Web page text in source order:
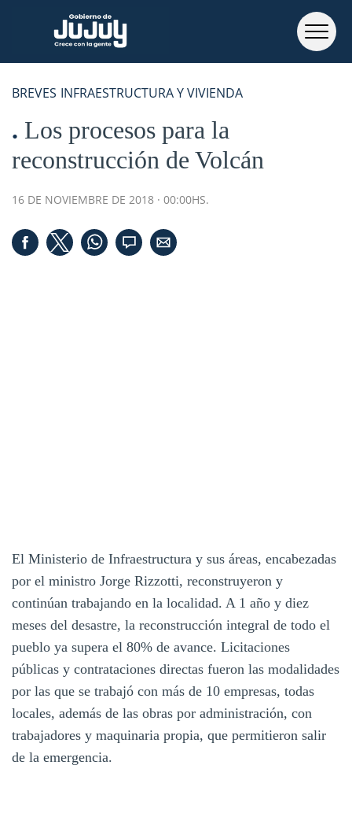
BREVES INFRAESTRUCTURA Y VIVIENDA
Los procesos para la
reconstrucción de Volcán
16 DE NOVIEMBRE DE 2018 · 00:00HS.
El Ministerio de Infraestructura y sus áreas, encabezadas
por el ministro Jorge Rizzotti, reconstruyeron y
continúan trabajando en la localidad. A 1 año y diez
meses del desastre, la reconstrucción integral de todo el
pueblo ya supera el 80% de avance. Licitaciones
públicas y contrataciones directas fueron las modalidades
por las que se trabajó con más de 10 empresas, todas
locales, además de las obras por administración, con
trabajadores y maquinaria propia, que permitieron salir
de la emergencia.